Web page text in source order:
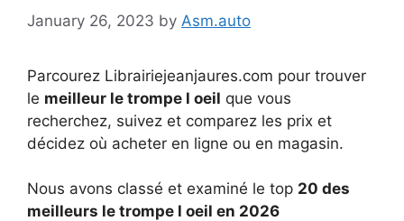
January 26, 2023 by Asm.auto
Parcourez Librairiejeanjaures.com pour trouver
le meilleur le trompe l oeil que vous
recherchez, suivez et comparez les prix et
décidez où acheter en ligne ou en magasin.
Nous avons classé et examiné le top 20 des
meilleurs le trompe l oeil en 2026